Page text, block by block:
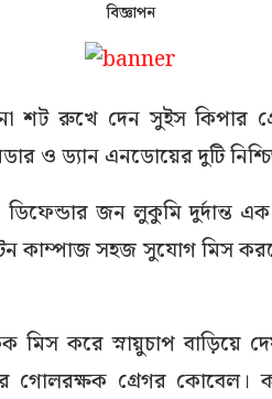
বিজ্ঞাপন
শট রুখে দেন সুইস কিপার
ও ড্যান এনডোয়ের দুটি
ডিফেন্ডার জন লুকুমি
কাম্পাজ সহজ সুযোগ মিস করলে
করে স্নায়ুচাপ বাড়িয়ে
গোলরক্ষক গ্রেগর কোবেল।